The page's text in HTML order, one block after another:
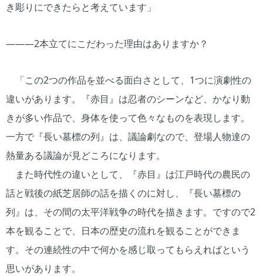
き彫りにできたらと考えています」
―――2本立てにこだわった理由はありますか？
「この2つの作品を並べる面白さとして、1つに演劇性の
違いがあります。『赤目』は忍者のシーンなど、かなり動
きが多い作品で、身体を使って色々なものを表現します。
一方で『長い墓標の列』は、議論劇なので、登場人物達の
熱量ある議論が見どころになります。
また時代性の違いとして、『赤目』は江戸時代の農民の
話と戦後の紙芝居師の話を描くのに対し、『長い墓標の
列』は、その間の太平洋戦争の時代を描きます。ですので2
本を観ることで、日本の歴史の流れを観ることができま
す。その連続性の中で何かを感じ取ってもらえればという
思いがあります。